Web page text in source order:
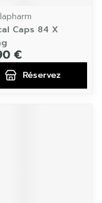
Caps 84 X
€
Réservez